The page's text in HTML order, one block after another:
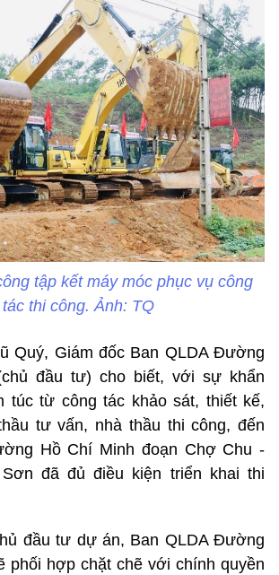
tập kết máy móc phục vụ công
tác thi công. Ảnh: TQ
Quý, Giám đốc Ban QLDA Đường
đầu tư) cho biết, với sự khẩn
túc từ công tác khảo sát, thiết kế,
tư vấn, nhà thầu thi công, đến
Hồ Chí Minh đoạn Chợ Chu -
đã đủ điều kiện triển khai thi
đầu tư dự án, Ban QLDA Đường
phối hợp chặt chẽ với chính quyền